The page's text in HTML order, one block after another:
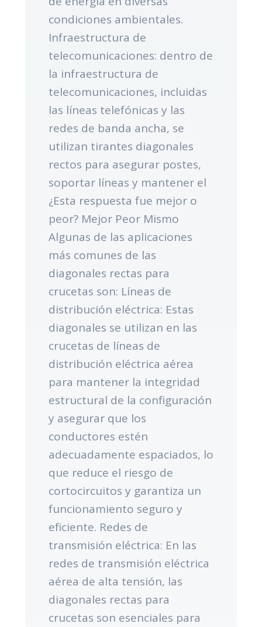
condiciones ambientales.
Infraestructura de
telecomunicaciones: dentro de
la infraestructura de
telecomunicaciones, incluidas
las líneas telefónicas y las
redes de banda ancha, se
utilizan tirantes diagonales
rectos para asegurar postes,
soportar líneas y mantener el
¿Esta respuesta fue mejor o
peor? Mejor Peor Mismo
Algunas de las aplicaciones
más comunes de las
diagonales rectas para
crucetas son: Líneas de
distribución eléctrica: Estas
diagonales se utilizan en las
crucetas de líneas de
distribución eléctrica aérea
para mantener la integridad
estructural de la configuración
y asegurar que los
conductores estén
adecuadamente espaciados, lo
que reduce el riesgo de
cortocircuitos y garantiza un
funcionamiento seguro y
eficiente. Redes de
transmisión eléctrica: En las
redes de transmisión eléctrica
aérea de alta tensión, las
diagonales rectas para
crucetas son esenciales para